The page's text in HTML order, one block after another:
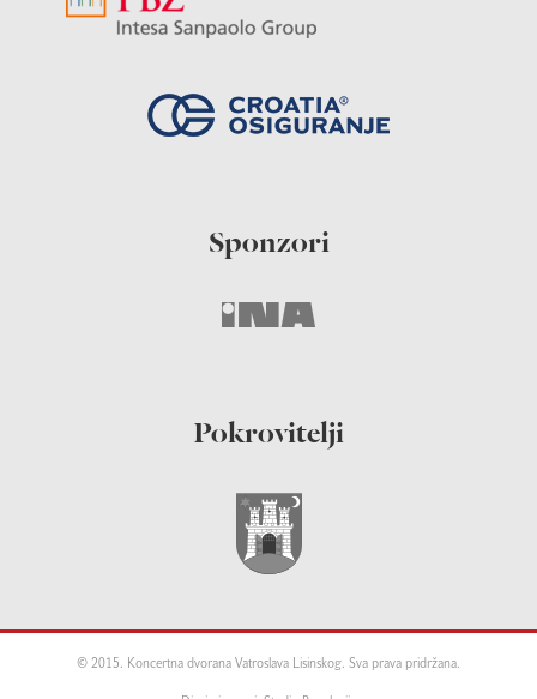
Sponzori
Pokrovitelji
© 2015. Koncertna dvorana Vatroslava Lisinskog. Sva prava pridržana.